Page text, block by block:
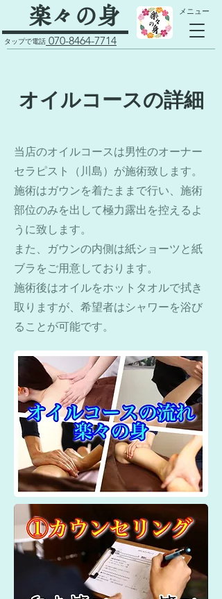
​楽々の身
070-8464-7714
タップで電話
​メニュー
​オイルコースの詳細
当店のオイルコースは男性のオーナー
セラピスト（川島）が施術致します。
​施術はガウンを着たままで行い、施術
部位のみを出して極力露出を控えるよ
うに致します。
また、ガウンの内側は紙ショーツと紙
ブラをご用意しております。
施術後はオイルをホットタオルで拭き
取りますが、希望者はシャワーを浴び
ることが可能です。